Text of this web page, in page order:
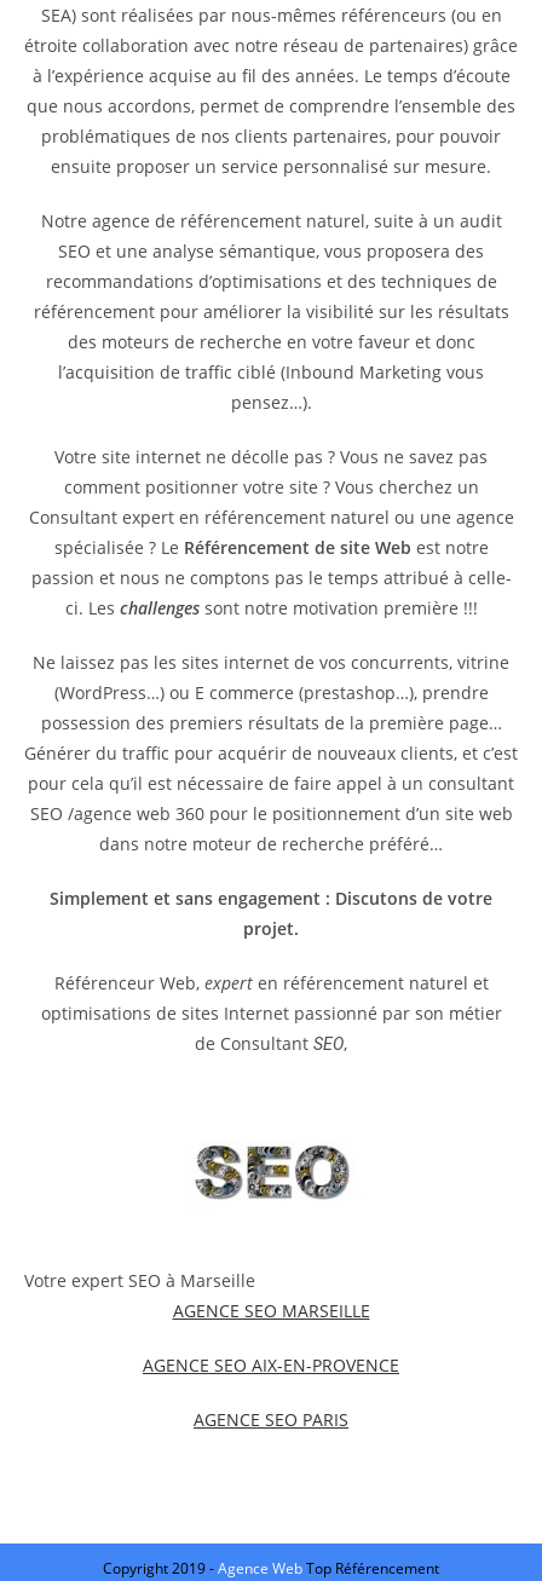
SEA) sont réalisées par nous-mêmes référenceurs (ou en
étroite collaboration avec notre réseau de partenaires) grâce
à l’expérience acquise au fil des années. Le temps d’écoute
que nous accordons, permet de comprendre l’ensemble des
problématiques de nos clients partenaires, pour pouvoir
ensuite proposer un service personnalisé sur mesure.
Notre agence de référencement naturel, suite à un audit
SEO et une analyse sémantique, vous proposera des
recommandations d’optimisations et des techniques de
référencement pour améliorer la visibilité sur les résultats
des moteurs de recherche en votre faveur et donc
l’acquisition de traffic ciblé (Inbound Marketing vous
pensez…).
Votre site internet ne décolle pas ? Vous ne savez pas
comment positionner votre site ? Vous cherchez un
Consultant expert en référencement naturel ou une agence
spécialisée ? Le Référencement de site Web est notre
passion et nous ne comptons pas le temps attribué à celle-
ci. Les challengessont notre motivation première !!!
Ne laissez pas les sites internet de vos concurrents, vitrine
(WordPress…) ou E commerce (prestashop…), prendre
possession des premiers résultats de la première page…
Générer du traffic pour acquérir de nouveaux clients, et c’est
pour cela qu’il est nécessaire de faire appel à un consultant
SEO /agence web 360 pour le positionnement d’un site web
dans notre moteur de recherche préféré…
Simplement et sans engagement : Discutons de votre
projet.
Référenceur Web, experten référencement naturel et
optimisations de sites Internet passionné par son métier
de Consultant SEO,
Votre expert SEO à Marseille
AGENCE SEO MARSEILLE
AGENCE SEO AIX-EN-PROVENCE
AGENCE SEO PARIS
Copyright 2019 -Agence WebTop Référencement